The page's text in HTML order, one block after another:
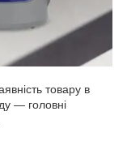
товару в
— головні